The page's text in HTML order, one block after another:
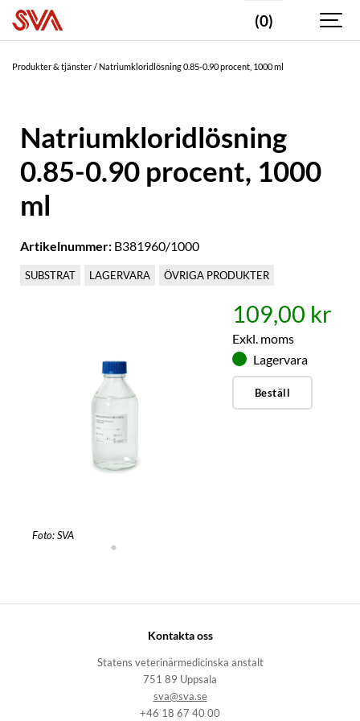
(0)
Produkter & tjänster Natriumkloridlösning 0.85-0.90 procent, 1000 ml
Natriumkloridlösning
0.85-0.90 procent, 1000
ml
Artikelnummer: B381960/1000
SUBSTRAT LAGERVARA ÖVRIGA PRODUKTER
Foto: SVA
109,00 kr
Exkl. moms
Lagervara
Beställ
Kontakta oss
Statens veterinärmedicinska anstalt
751 89 Uppsala
sva@sva.se
+46 18 67 40 00